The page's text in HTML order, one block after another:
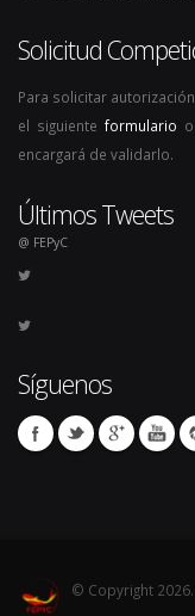
Solicitud
Para solicitar
el siguiente formulario o
encargará de validarlo.
Últimos Tweets
@ FEPyC
Síguenos
© Copyright